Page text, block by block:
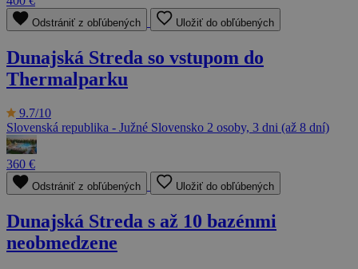
Odstrániť z obľúbených Uložiť do obľúbených
Dunajská Streda so vstupom do
Thermalparku
9.7/10
Slovenská republika - Južné Slovensko 2 osoby, 3 dni (až 8 dní)
360 €
Odstrániť z obľúbených Uložiť do obľúbených
Dunajská Streda s až 10 bazénmi
neobmedzene